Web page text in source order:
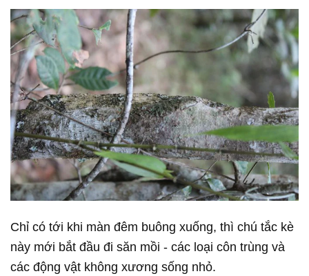
Chỉ có tới khi màn đêm buông xuống, thì chú tắc kè
này mới bắt đầu đi săn mồi - các loại côn trùng và
các động vật không xương sống nhỏ.